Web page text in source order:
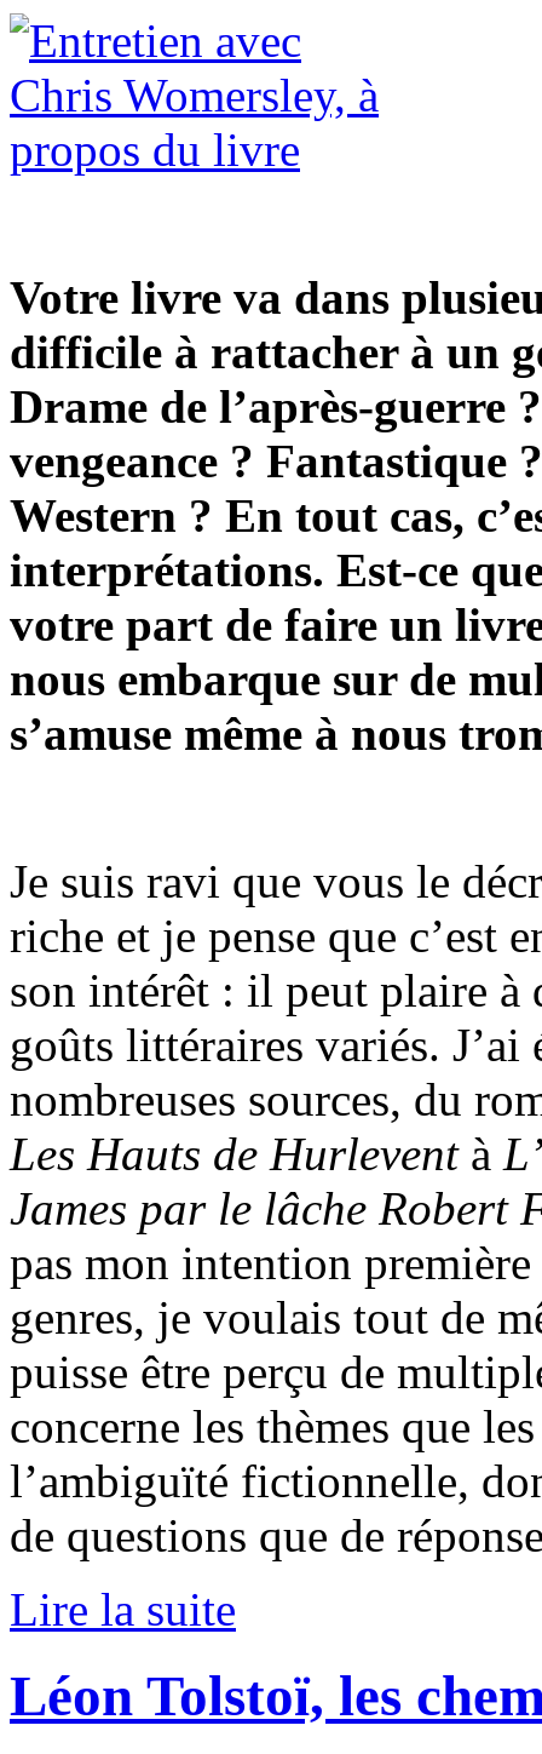
Votre livre va dans
difficile à rattacher à un
Drame de l’après-guerre
vengeance ? Fantastique
Western ? En tout cas,
interprétations. Est-ce
votre part de faire un
nous embarque sur de
s’amuse même à nous
Je suis ravi que vous le
riche et je pense que c’est
son intérêt : il peut plaire à
goûts littéraires variés. J’ai
nombreuses sources, du
Les Hauts de Hurleventà
James par le lâche Robert
pas mon intention
genres, je voulais tout de
puisse être perçu de
concerne les thèmes que
l’ambiguïté fictionnelle,
de questions que de
Lire la suite
Léon Tolstoï, les